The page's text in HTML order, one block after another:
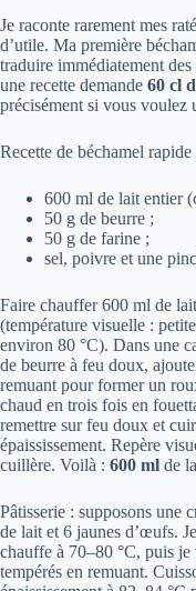
Je raconte rarement mes
d’utile. Ma première
traduire immédiatement
une recette demande 60 cl
précisément si vous voulez
Recette de béchamel
600 ml de lait entier
50 g de beurre ;
50 g de farine ;
sel, poivre et une
Faire chauffer 600 ml de
(température visuelle :
environ 80 °C). Dans une
de beurre à feu doux,
remuant pour former un
chaud en trois fois en
remettre sur feu doux et
épaississement. Repère
cuillère. Voilà : 600 ml de
Pâtisserie : supposons une
de lait et 6 jaunes d’œufs.
chauffe à 70–80 °C, puis je
tempérés en remuant.